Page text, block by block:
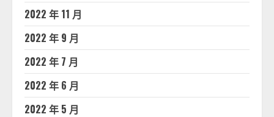
2022 年 11 月
2022 年 9 月
2022 年 7 月
2022 年 6 月
2022 年 5 月